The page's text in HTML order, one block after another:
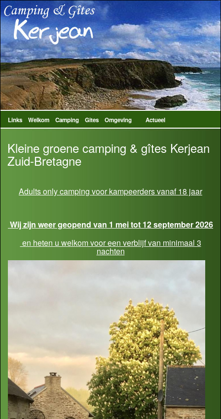
Links Welkom Camping Gites Omgeving Actueel
Kleine groene camping & gîtes Kerjean
Zuid-Bretagne
Adults only camping voor kampeerders vanaf 18 jaar
Wij zijn weer geopend van 1 mei tot 12 september 2026
en heten u welkom voor een verblijf van minimaal 3
nachten